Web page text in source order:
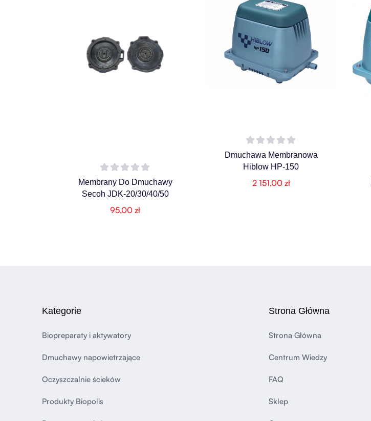
Membrany Do Dmuchawy
Secoh JDK-20/30/40/50
95,00 zł
Dmuchawa Membranowa
Hiblow HP-150
2 151,00 zł
Kategorie
Biopreparaty i aktywatory
Dmuchawy napowietrzające
Oczyszczalnie ścieków
Produkty Biopolis
Strona Główna
Strona Główna
Centrum Wiedzy
FAQ
Sklep